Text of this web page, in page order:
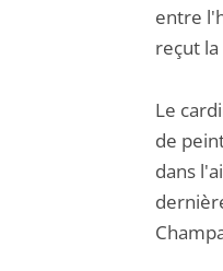
entre
reçut
Le
de
dans